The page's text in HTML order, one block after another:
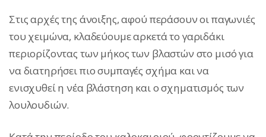
Στις αρχές της άνοιξης, αφού περάσουν οι παγωνιές
του χειμώνα, κλαδεύουμε αρκετά το γαριδάκι
περιορίζοντας των μήκος των βλαστών στο μισό για
να διατηρήσει πιο συμπαγές σχήμα και να
ενισχυθεί η νέα βλάστηση και ο σχηματισμός των
λουλουδιών.